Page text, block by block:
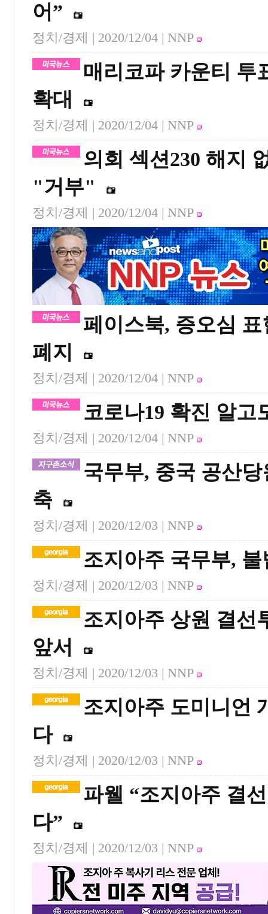
어”
정치/경제 | 2020/12/04 | NNP
매리코파 카운티 투
확대
정치/경제 | 2020/12/04 | NNP
의회 섹션230 해지
"거부"
정치/경제 | 2020/12/04 | NNP
페이스북, 증오심
폐지
정치/경제 | 2020/12/04 | NNP
코로나19 확진 알고
정치/경제 | 2020/12/04 | NNP
국무부, 중국 공산
축
정치/경제 | 2020/12/03 | NNP
조지아주 국무부,
정치/경제 | 2020/12/03 | NNP
조지아주 상원 결선
앞서
정치/경제 | 2020/12/03 | NNP
조지아주 도미니언
다
정치/경제 | 2020/12/03 | NNP
파웰 “조지아주 결
다”
정치/경제 | 2020/12/03 | NNP